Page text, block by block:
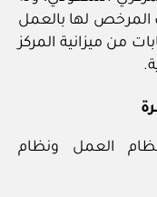
لها بالعمل
من ميزانية المركز
العمل ونظام